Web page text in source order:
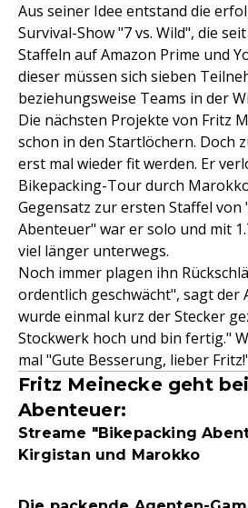
Aus seiner Idee entstand die
Survival-Show "7 vs. Wild", die
Staffeln auf Amazon Prime und
dieser müssen sich sieben
beziehungsweise Teams in der
Die nächsten Projekte von Fritz
schon in den Startlöchern. Doch
erst mal wieder fit werden. Er
Bikepacking-Tour durch
Gegensatz zur ersten Staffel von
Abenteuer" war er solo und mit
viel länger unterwegs.
Noch immer plagen ihn
ordentlich geschwächt", sagt der
wurde einmal kurz der Stecker
Stockwerk hoch und bin fertig."
mal "Gute Besserung, lieber
Fritz Meinecke geht
Abenteuer:
Streame "Bikepacking
Kirgistan und Marokko